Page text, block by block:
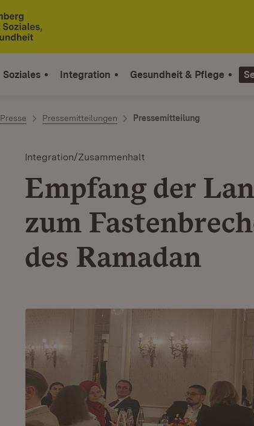
Soziales Integration Gesundheit & Pflege
Presse Pressemitteilungen Pressemitteilung
Integration/Zusammenhalt
Empfang der
zum
des Ramadan